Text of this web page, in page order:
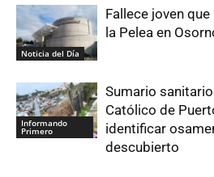
Noticia del Día
Fallece joven
la Pelea en
Informando
Primero
Sumario
Católico de
identificar
descubierto